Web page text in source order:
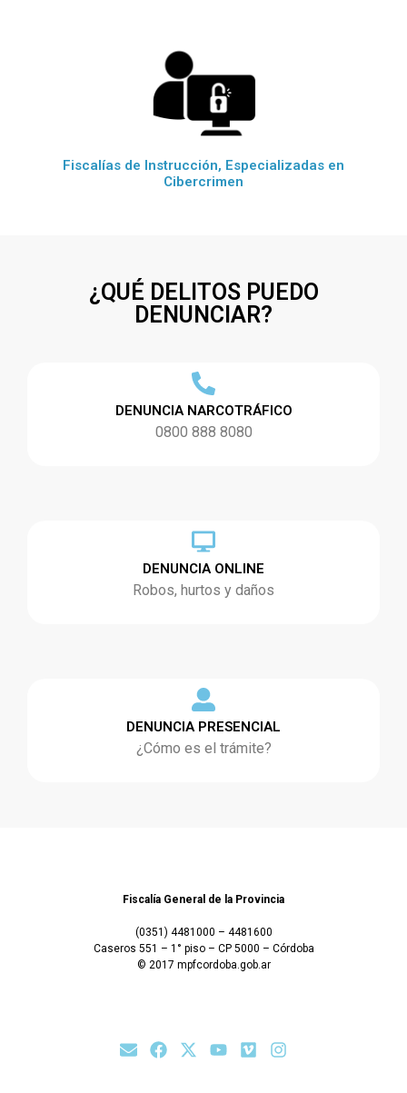
Fiscalías de Instrucción, Especializadas en
Cibercrimen
¿QUÉ DELITOS PUEDO
DENUNCIAR?
DENUNCIA NARCOTRÁFICO
0800 888 8080
DENUNCIA ONLINE
Robos, hurtos y daños
DENUNCIA PRESENCIAL
¿Cómo es el trámite?
Fiscalía General de la Provincia
(0351) 4481000 – 4481600
Caseros 551 – 1° piso – CP 5000 – Córdoba
© 2017 mpfcordoba.gob.ar